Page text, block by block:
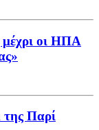
μέχρι οι ΗΠΑ
της Παρί